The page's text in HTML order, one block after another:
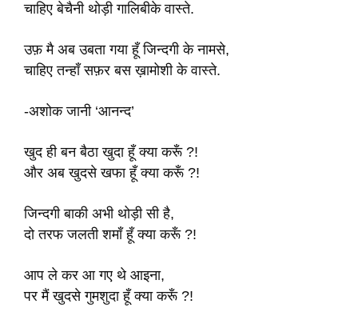
चाहिए बेचैनी थोड़ी गालिबीके वास्ते.
उफ़ मै अब उबता गया हूँ जिन्दगी के नामसे,
चाहिए तन्हाँ सफ़र बस ख़ामोशी के वास्ते.
-अशोक जानी ‘आनन्द’
खुद ही बन बैठा खुदा हूँ क्या करूँ ?!
और अब खुदसे खफा हूँ क्या करूँ ?!
जिन्दगी बाकी अभी थोड़ी सी है,
दो तरफ जलती शमाँ हूँ क्या करूँ ?!
आप ले कर आ गए थे आइना,
पर मैं खुदसे गुमशुदा हूँ क्या करूँ ?!